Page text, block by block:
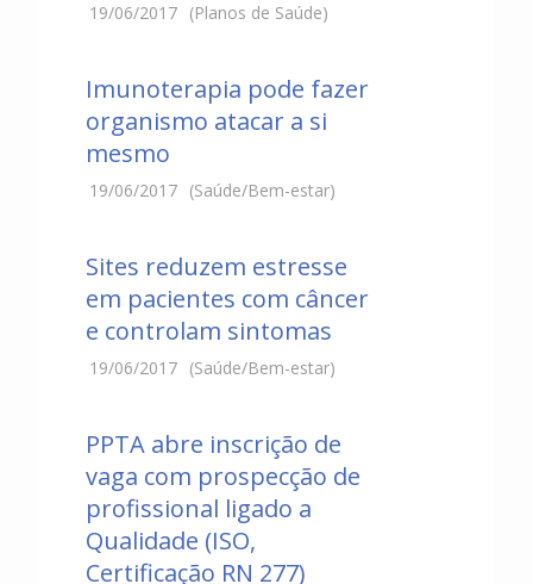
19/06/2017 (Planos de Saúde)
Imunoterapia pode fazer
organismo atacar a si
mesmo
19/06/2017 (Saúde/Bem-estar)
Sites reduzem estresse
em pacientes com câncer
e controlam sintomas
19/06/2017 (Saúde/Bem-estar)
PPTA abre inscrição de
vaga com prospecção de
profissional ligado a
Qualidade (ISO,
Certificação RN 277)